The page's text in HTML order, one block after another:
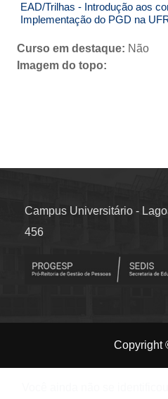
EAD/Trilhas - Introdução aos
Implementação do PGD na
Curso em destaque: Não
Imagem do topo:
Campus Universitário -
456
Copyright